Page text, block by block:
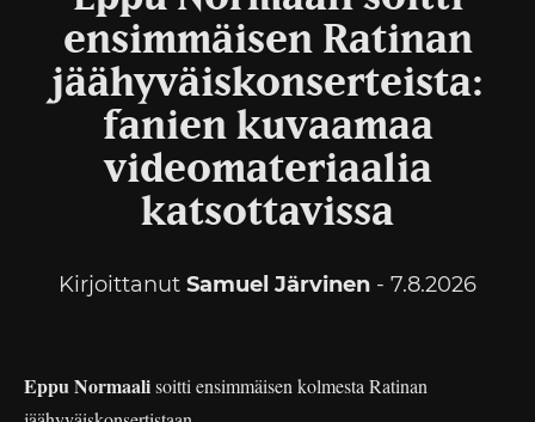
ensimmäisen Ratinan
jäähyväiskonserteista:
fanien kuvaamaa
videomateriaalia
katsottavissa
Kirjoittanut Samuel Järvinen - 7.8.2026
Eppu Normaalisoitti ensimmäisen kolmesta Ratinan